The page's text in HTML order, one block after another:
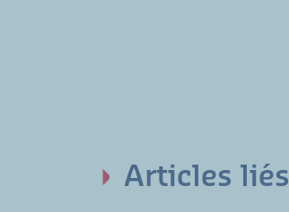
Articles liés